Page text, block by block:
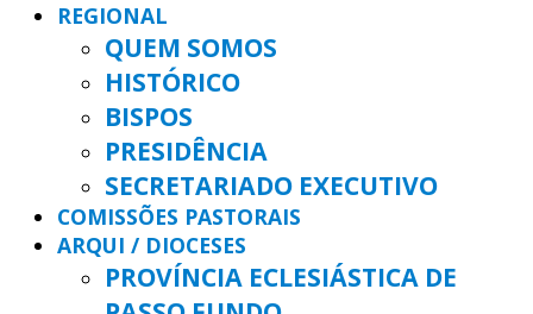
REGIONAL
QUEM SOMOS
HISTÓRICO
BISPOS
PRESIDÊNCIA
SECRETARIADO EXECUTIVO
COMISSÕES PASTORAIS
ARQUI / DIOCESES
PROVÍNCIA ECLESIÁSTICA DE